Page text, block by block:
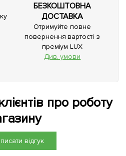
БЕЗКОШТОВНА
ДОСТАВКА
Отримуйте повне
повернення вартості з
преміум LUX
Див. умови
про роботу
відгук